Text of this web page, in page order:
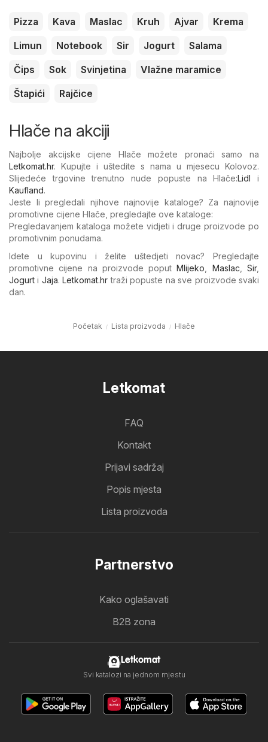
Pizza Kava Maslac Kruh Ajvar
Krema
Limun
Notebook Sir Jogurt
Salama
Čips
Sok Svinjetina
Vlažne maramice
Štapići
Rajčice
Hlače na akciji
Najbolje akcijske cijene Hlače možete pronaći samo na
Letkomat.hr. Kupujte i uštedite s nama u mjesecu Kolovoz.
Slijedeće trgovine trenutno nude popuste na Hlače:Lidl i
Kaufland.
Jeste li pregledali njihove najnovije kataloge? Za najnovije
promotivne cijene Hlače, pregledajte ove kataloge:
Pregledavanjem kataloga možete vidjeti i druge proizvode po
promotivnim ponudama.
Idete u kupovinu i želite uštedjeti novac? Pregledajte
promotivne cijene na proizvode poputMlijeko Maslac ,Sir,
Jogurt i Jaja.Letkomat.hr traži popuste na sve proizvode svaki
dan.
Početak Lista proizvoda Hlače
Letkomat
FAQ
Kontakt
Prijavi sadržaj
Popis mjesta
Lista proizvoda
Partnerstvo
Kako oglašavati
B2B zona
Letkomat
Svi katalozi na jednom mjestu